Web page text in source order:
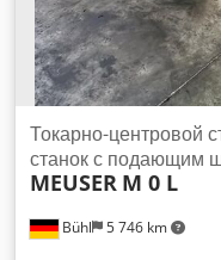
Bühl 5 746 km
Токарно-центровой
станок с подающим
MEUSER M 0 L